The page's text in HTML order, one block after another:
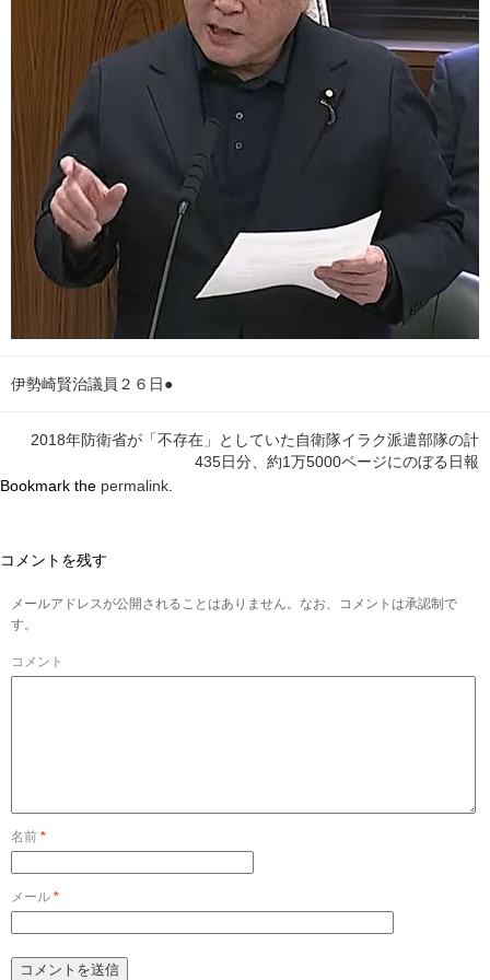
伊勢崎賢治議員２６日●
2018年防衛省が「不存在」としていた自衛隊イラク派遣部隊の計
435日分、約1万5000ページにのぼる日報
Bookmark the permalink
コメントを残す
メールアドレスが公開されることはありません。なお、コメントは承認制で
す。
コメント
名前 *
メール *